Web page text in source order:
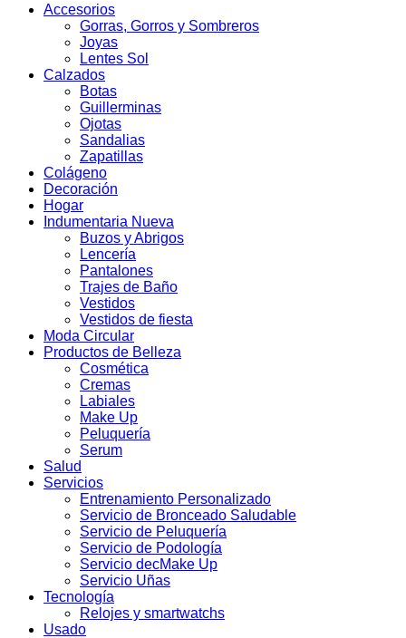
Accesorios
Gorras, Gorros y Sombreros
Joyas
Lentes Sol
Calzados
Botas
Guillerminas
Ojotas
Sandalias
Zapatillas
Colágeno
Decoración
Hogar
Indumentaria Nueva
Buzos y Abrigos
Lencería
Pantalones
Trajes de Baño
Vestidos
Vestidos de fiesta
Moda Circular
Productos de Belleza
Cosmética
Cremas
Labiales
Make Up
Peluquería
Serum
Salud
Servicios
Entrenamiento Personalizado
Servicio de Bronceado Saludable
Servicio de Peluquería
Servicio de Podología
Servicio decMake Up
Servicio Uñas
Tecnología
Relojes y smartwatchs
Usado